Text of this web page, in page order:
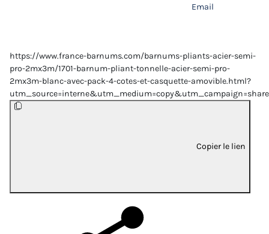
Email
https://www.france-barnums.com/barnums-pliants-acier-semi-
pro-2mx3m/1701-barnum-pliant-tonnelle-acier-semi-pro-
2mx3m-blanc-avec-pack-4-cotes-et-casquette-amovible.html?
Copier le lien